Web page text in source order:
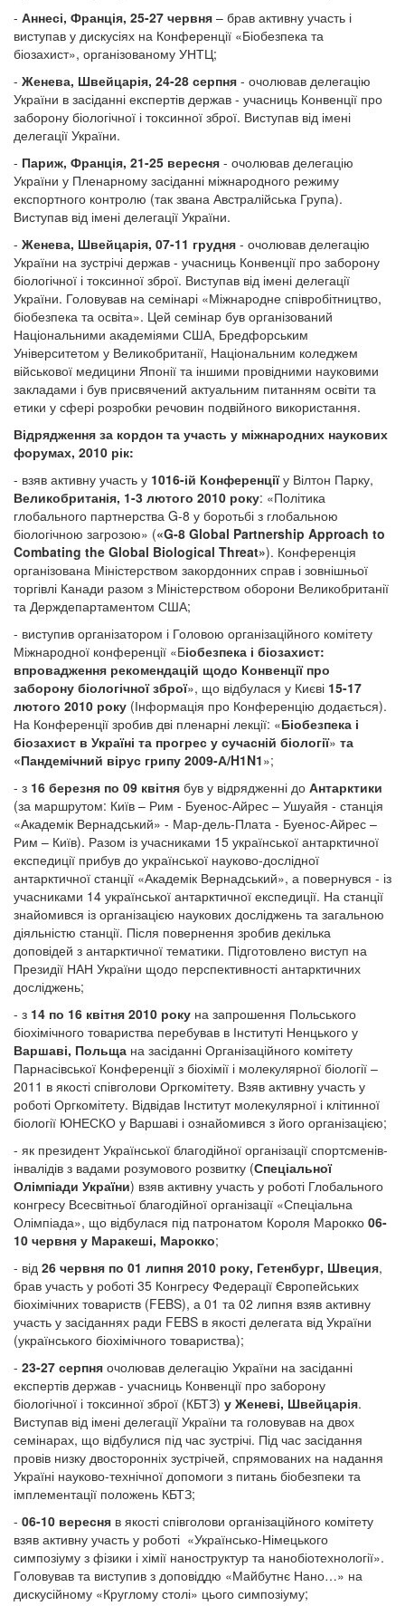
- Аннесі, Франція, 25-27 червня – брав активну участь і
виступав у дискусіях на Конференції «Біобезпека та
біозахист», організованому УНТЦ;
- Женева, Швейцарія, 24-28 серпня - очолював делегацію
України в засіданні експертів держав - учасниць Конвенції про
заборону біологічної і токсинної зброї. Виступав від імені
делегації України.
- Париж, Франція, 21-25 вересня - очолював делегацію
України у Пленарному засіданні міжнародного режиму
експортного контролю (так звана Австралійська Група).
Виступав від імені делегації України.
- Женева, Швейцарія, 07-11 грудня - очолював делегацію
України на зустрічі держав - учасниць Конвенції про заборону
біологічної і токсинної зброї. Виступав від імені делегації
України. Головував на семінарі «Міжнародне співробітництво,
біобезпека та освіта». Цей семінар був організований
Національними академіями США, Бредфорським
Університетом у Великобританії, Національним коледжем
військової медицини Японії та іншими провідними науковими
закладами і був присвячений актуальним питанням освіти та
етики у сфері розробки речовин подвійного використання.
Відрядження за кордон та участь у міжнародних наукових
форумах, 2010 рік:
- взяв активну участь у 1016-ій Конференціїу Вілтон Парку,
Великобританія, 1-3 лютого 2010 року: «Політика
глобального партнерства G-8 у боротьбі з глобальною
біологічною загрозою» («G-8 Global Partnership Approach to
Combating the Global Biological Threat»). Конференція
організована Міністерством закордонних справ і зовнішньої
торгівлі Канади разом з Міністерством оборони Великобританії
та Держдепартаментом США;
- виступив організатором і Головою організаційного комітету
Міжнародної конференції «Біобезпека і біозахист:
впровадження рекомендацій щодо Конвенції про
заборону біологічної зброї», що відбулася у Києві 15-17
лютого 2010 року (Інформація про Конференцію додається).
На Конференції зробив дві пленарні лекції: «Біобезпека і
біозахист в Україні та прогрес у сучасній біології» та
«Пандемічний вірус грипу 2009-А/H1N1»;
- з 16 березня по 09 квітня був у відрядженні до Антарктики
(за маршрутом: Київ – Рим - Буенос-Айрес – Ушуайя - станція
«Академік Вернадський» - Мар-дель-Плата - Буенос-Айрес –
Рим – Київ). Разом із учасниками 15 української антарктичної
експедиції прибув до української науково-дослідної
антарктичної станції «Академік Вернадський», а повернувся - із
учасниками 14 української антарктичної експедиції. На станції
знайомився із організацією наукових досліджень та загальною
діяльністю станції. Після повернення зробив декілька
доповідей з антарктичної тематики. Підготовлено виступ на
Президії НАН України щодо перспективності антарктичних
досліджень;
- з 14 по 16 квітня 2010 року на запрошення Польського
біохімічного товариства перебував в Інституті Ненцького у
Варшаві, Польща на засіданні Організаційного комітету
Парнасівської Конференції з біохімії і молекулярної біології –
2011 в якості співголови Оргкомітету. Взяв активну участь у
роботі Оргкомітету. Відвідав Інститут молекулярної і клітинної
біології ЮНЕСКО у Варшаві і ознайомився з його організацією;
- як президент Української благодійної організації спортсменів-
інвалідів з вадами розумового розвитку (Спеціальної
Олімпіади України) взяв активну участь у роботі Глобального
конгресу Всесвітньої благодійної організації «Спеціальна
Олімпіада», що відбулася під патронатом Короля Марокко 06-
10 червня у Маракеші, Марокко;
- від 26 червня по 01 липня 2010 року, Гетенбург, Швеция,
брав участь у роботі 35 Конгресу Федерації Європейських
біохімічних товариств (FEBS), а 01 та 02 липня взяв активну
участь у засіданнях ради FEBS в якості делегата від України
(українського біохімічного товариства);
- 23-27 серпня очолював делегацію України на засіданні
експертів держав - учасниць Конвенції про заборону
біологічної і токсинної зброї (КБТЗ) у Женеві, Швейцарія.
Виступав від імені делегації України та головував на двох
семінарах, що відбулися під час зустрічі. Під час засідання
провів низку двосторонніх зустрічей, спрямованих на надання
Україні науково-технічної допомоги з питань біобезпеки та
імплементації положень КБТЗ;
- 06-10 вересня в якості співголови організаційного комітету
взяв активну участь у роботі «Українсько-Німецького
симпозіуму з фізики і хімії наноструктур та нанобіотехнології».
Головував та виступив з доповіддю «Майбутнє Нано…» на
дискусійному «Круглому столі» цього симпозіуму;